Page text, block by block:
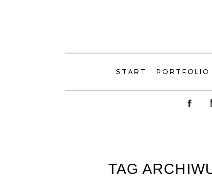
START PORTFOLIO
TAG